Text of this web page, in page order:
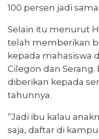
100 persen jadi
Selain itu menurut
telah memberikan
kepada mahasiswa
Cilegon dan
diberikan kepada
tahunnya.
“Jadi ibu kalau
saja, daftar di